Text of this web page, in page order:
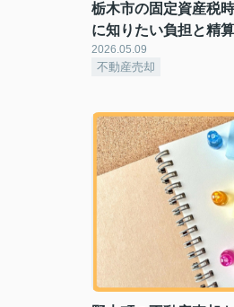
栃木市の固定資産税
に知りたい負担と精
2026.05.09
不動産売却